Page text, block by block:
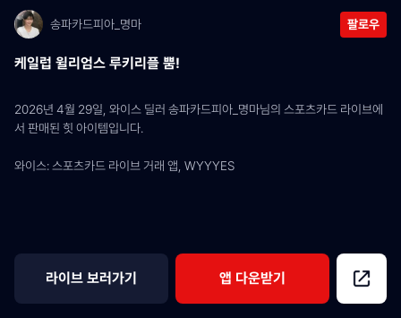
송파카드피아_명마 팔로우
케일럽 윌리엄스 루키리플 뿜!
2026년 4월 29일, 와이스 딜러 송파카드피아_명마님의 스포츠카드 라이브에
서 판매된 힛 아이템입니다.
와이스: 스포츠카드 라이브 거래 앱, WYYYES
라이브 보러가기 앱 다운받기